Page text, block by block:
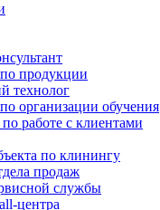
продукции
технолог
организации обучения
по работе с клиентами
по клинингу
продаж
службы
центра